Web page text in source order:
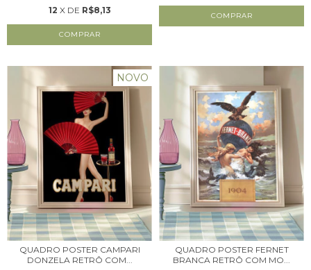
12 X DE R$8,13
COMPRAR
NOVO
QUADRO POSTER CAMPARI
DONZELA RETRÔ COM...
QUADRO POSTER FERNET
BRANCA RETRÔ COM MO...